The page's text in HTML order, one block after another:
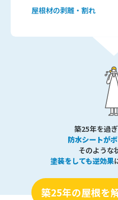
屋根材の剥離・割れ
築25年を過ぎ
防水シートが
そのような
塗装をしても逆効果
築25年の屋根を